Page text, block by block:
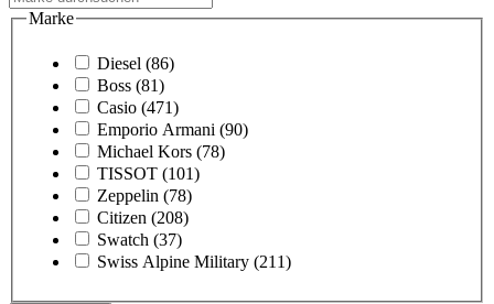
Marke
Diesel (86)
Boss (81)
Casio (471)
Emporio Armani (90)
Michael Kors (78)
TISSOT (101)
Zeppelin (78)
Citizen (208)
Swatch (37)
Swiss Alpine Military (211)